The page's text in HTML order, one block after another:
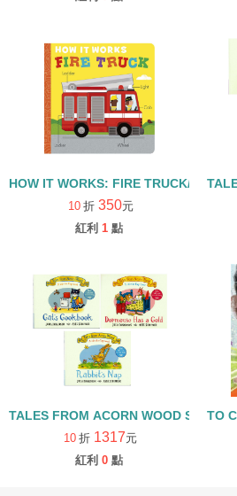
HOW IT WORKS: FIRE TRUCK/硬頁書
10 折 350元
紅利 1 點
TALES FROM ACORN WOOD STORY
10 折 1317元
紅利 0 點
TO